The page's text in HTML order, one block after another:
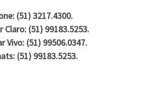
(51) 3217.4300.
Claro: (51) 99183.5253.
Vivo: (51) 99506.0347.
(51) 99183.5253.